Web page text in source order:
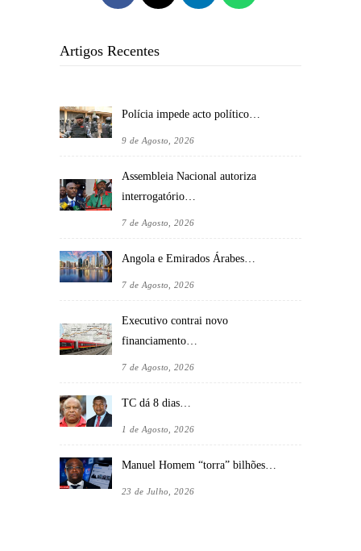
Artigos Recentes
Polícia impede acto político…
9 de Agosto, 2026
Assembleia Nacional autoriza
interrogatório…
7 de Agosto, 2026
Angola e Emirados Árabes…
7 de Agosto, 2026
Executivo contrai novo
financiamento…
7 de Agosto, 2026
TC dá 8 dias…
1 de Agosto, 2026
Manuel Homem “torra” bilhões…
23 de Julho, 2026